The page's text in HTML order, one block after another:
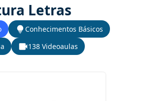
Letras
Conhecimentos Básicos
138 Videoaulas